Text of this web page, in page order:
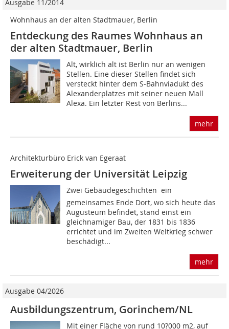
Ausgabe 11/2014
Wohnhaus an der alten Stadtmauer, Berlin
Entdeckung des Raumes Wohnhaus an
der alten Stadtmauer, Berlin
Alt, wirklich alt ist Berlin nur an wenigen
Stellen. Eine dieser Stellen findet sich
versteckt hinter dem S-Bahnviadukt des
Alexanderplatzes mit seiner neuen Mall
Alexa. Ein letzter Rest von Berlins...
mehr
Architekturbüro Erick van Egeraat
Erweiterung der Universität Leipzig
Zwei Gebäudegeschichten  ein
gemeinsames Ende Dort, wo sich heute das
Augusteum befindet, stand einst ein
gleichnamiger Bau, der 1831 bis 1836
errichtet und im Zweiten Weltkrieg schwer
beschädigt...
mehr
Ausgabe 04/2026
Ausbildungszentrum, Gorinchem/NL
Mit einer Fläche von rund 10?000 m2, auf